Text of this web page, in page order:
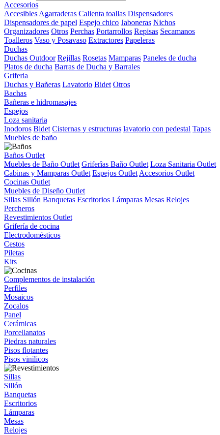
Accesorios
Accesibles Agarraderas Calienta toallas Dispensadores
Dispensadores de papel Espejo chico Jaboneras Nichos
Organizadores Otros Perchas Portarrollos Repisas Secamanos
Toalleros Vaso y Posavaso Extractores Papeleras
Duchas
Duchas Outdoor Rejillas Rosetas Mamparas Paneles de ducha
Platos de ducha Barras de Ducha y Barrales
Griferia
Duchas y Bañeras Lavatorio Bidet Otros
Bachas
Bañeras e hidromasajes
Espejos
Loza sanitaria
Inodoros Bidet Cisternas y estructuras lavatorio con pedestal Tapas
Muebles de baño
Baños Outlet
Muebles de Baño Outlet Griferîas Baño Outlet Loza Sanitaria Outlet
Cabinas y Mamparas Outlet Espejos Outlet Accesorios Outlet
Cocinas Outlet
Muebles de Diseño Outlet
Sillas Sillón Banquetas Escritorios Lámparas Mesas Relojes
Percheros
Revestimientos Outlet
Grifería de cocina
Electrodomésticos
Cestos
Piletas
Kits
Complementos de instalación
Perfiles
Mosaicos
Zocalos
Panel
Cerámicas
Porcellanatos
Piedras naturales
Pisos flotantes
Pisos vinilicos
Sillas
Sillón
Banquetas
Escritorios
Lámparas
Mesas
Relojes